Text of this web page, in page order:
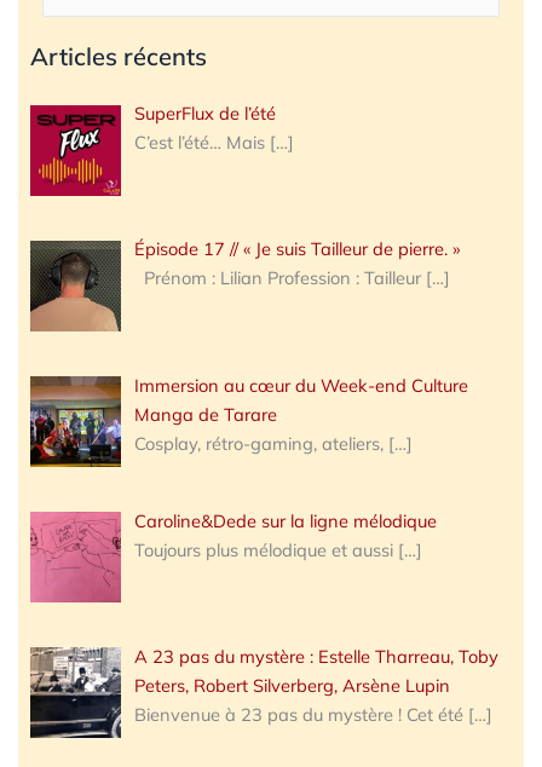
Articles récents
SuperFlux de l’été
C’est l’été… Mais […]
Épisode 17 // « Je suis Tailleur de pierre. »
Prénom : Lilian Profession : Tailleur […]
Immersion au cœur du Week-end Culture
Manga de Tarare
Cosplay, rétro-gaming, ateliers, […]
Caroline&Dede sur la ligne mélodique
Toujours plus mélodique et aussi […]
A 23 pas du mystère : Estelle Tharreau, Toby
Peters, Robert Silverberg, Arsène Lupin
Bienvenue à 23 pas du mystère ! Cet été […]